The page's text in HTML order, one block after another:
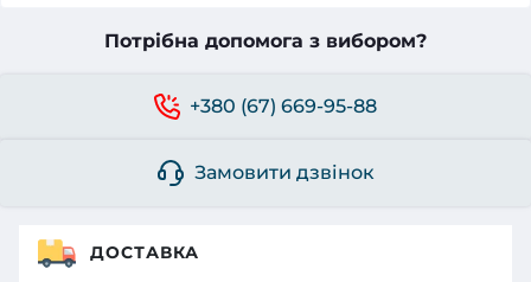
Потрібна допомога з вибором?
+380 (67) 669-95-88
Замовити дзвінок
ДОСТАВКА